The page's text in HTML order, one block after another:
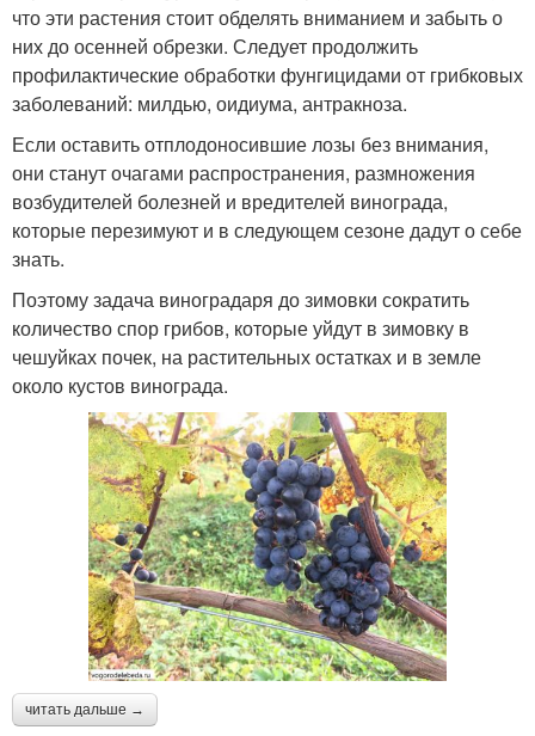
что эти растения стоит обделять вниманием и забыть о
них до осенней обрезки. Следует продолжить
профилактические обработки фунгицидами от грибковых
заболеваний: милдью, оидиума, антракноза.
Если оставить отплодоносившие лозы без внимания,
они станут очагами распространения, размножения
возбудителей болезней и вредителей винограда,
которые перезимуют и в следующем сезоне дадут о себе
знать.
Поэтому задача виноградаря до зимовки сократить
количество спор грибов, которые уйдут в зимовку в
чешуйках почек, на растительных остатках и в земле
около кустов винограда.
читать дальше →